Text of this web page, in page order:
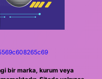
bir marka, kurum veya